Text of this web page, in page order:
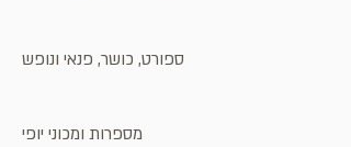
ספורט, כושר, פנאי ונופש
מספרות ומכוני יופי